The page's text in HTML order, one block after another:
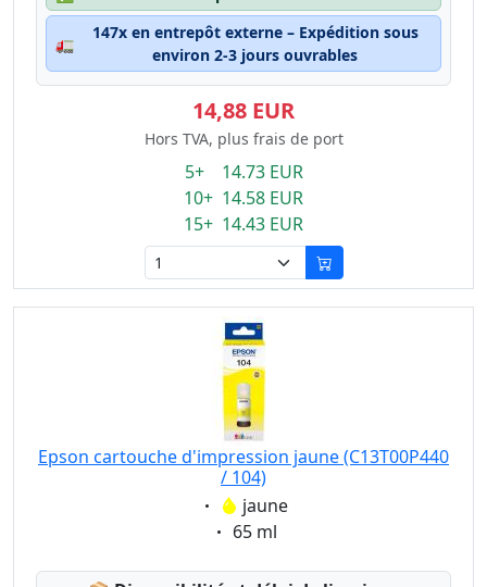
🚛
147x en entrepôt externe – Expédition sous
environ 2-3 jours ouvrables
14,88 EUR
Hors TVA, plus frais de port
5+ 14.73 EUR
10+ 14.58 EUR
15+ 14.43 EUR
Epson cartouche d'impression jaune (C13T00P440
/ 104)
Eigenschaft:
jaune
Eigenschaft:
65 ml